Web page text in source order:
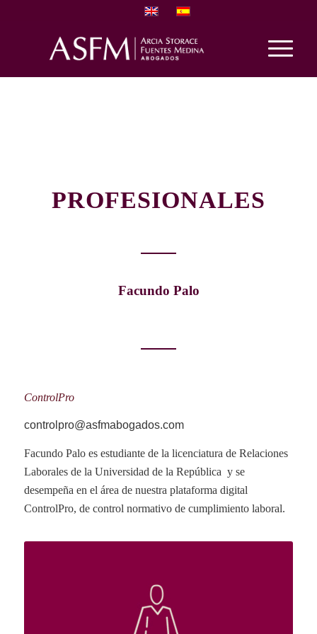
PROFESIONALES
Facundo Palo
ControlPro
controlpro@asfmabogados.com
Facundo Palo es estudiante de la licenciatura de Relaciones
Laborales de la Universidad de la República y se
desempeña en el área de nuestra plataforma digital
ControlPro, de control normativo de cumplimiento laboral.